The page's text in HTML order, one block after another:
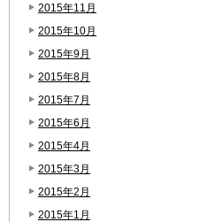
2015年11月
2015年10月
2015年9月
2015年8月
2015年7月
2015年6月
2015年4月
2015年3月
2015年2月
2015年1月